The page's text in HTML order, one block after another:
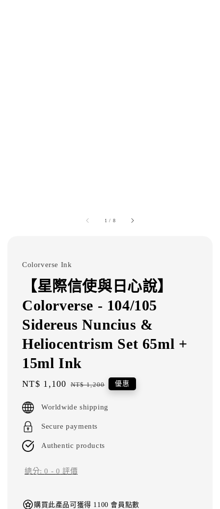
1 / 8
Colorverse Ink
【星際信使與日心說】
Colorverse - 104/105
Sidereus Nuncius &
Heliocentrism Set 65ml +
15ml Ink
Sale
NT$ 1,100 Regular
NT$ 1,200 優惠
Worldwide shipping
Secure payments
Authentic products
總分:0 - 0 評價
購買此產品可獲得 1100 會員點數